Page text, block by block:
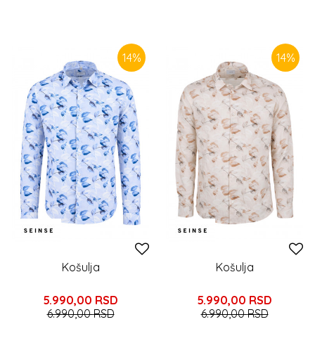
14%
Košulja
5.990,00 RSD
6.990,00RSD
14%
Košulja
5.990,00 RSD
6.990,00RSD